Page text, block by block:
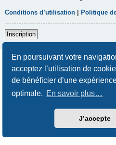
En poursuivant votre
acceptez l’utilisation de
de bénéficier d’une
optimale. En savoir plus…
J’accepte
Conditions d’utilisation Politique
Inscription
Développé par phpBB® Forum
Traduction française
Prosilver New
Confidentialité|